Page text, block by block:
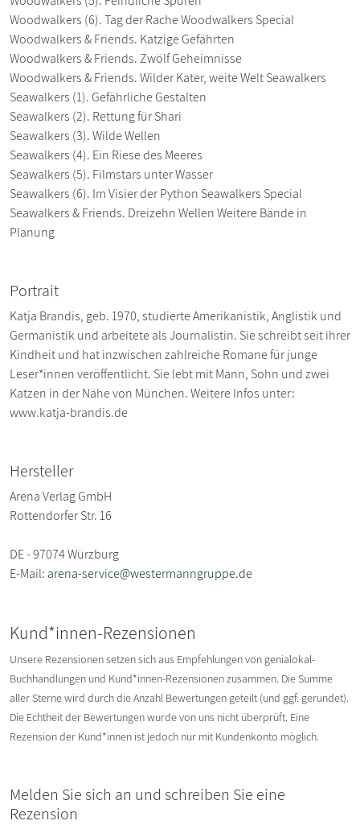
Woodwalkers (6). Tag der Rache Woodwalkers Special
Woodwalkers & Friends. Katzige Gefährten
Woodwalkers & Friends. Zwölf Geheimnisse
Woodwalkers & Friends. Wilder Kater, weite Welt Seawalkers
Seawalkers (1). Gefährliche Gestalten
Seawalkers (2). Rettung für Shari
Seawalkers (3). Wilde Wellen
Seawalkers (4). Ein Riese des Meeres
Seawalkers (5). Filmstars unter Wasser
Seawalkers (6). Im Visier der Python Seawalkers Special
Seawalkers & Friends. Dreizehn Wellen Weitere Bände in
Planung
Portrait
Katja Brandis, geb. 1970, studierte Amerikanistik, Anglistik und
Germanistik und arbeitete als Journalistin. Sie schreibt seit ihrer
Kindheit und hat inzwischen zahlreiche Romane für junge
Leser*innen veröffentlicht. Sie lebt mit Mann, Sohn und zwei
Katzen in der Nähe von München. Weitere Infos unter:
www.katja-brandis.de
Hersteller
Arena Verlag GmbH
Rottendorfer Str. 16
DE - 97074 Würzburg
E-Mail: arena-service@westermanngruppe.de
Kund*innen-Rezensionen
Unsere Rezensionen setzen sich aus Empfehlungen von genialokal-
Buchhandlungen und Kund*innen-Rezensionen zusammen. Die Summe
aller Sterne wird durch die Anzahl Bewertungen geteilt (und ggf. gerundet).
Die Echtheit der Bewertungen wurde von uns nicht überprüft. Eine
Rezension der Kund*innen ist jedoch nur mit Kundenkonto möglich.
Melden Sie sich an und schreiben Sie eine
Rezension